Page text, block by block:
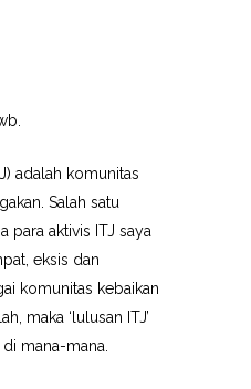
adalah komunitas
Salah satu
para aktivis ITJ saya
eksis dan
komunitas kebaikan
maka ‘lulusan ITJ’
mana-mana.